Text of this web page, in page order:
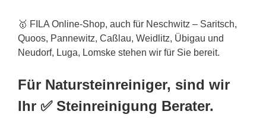
🥇 FILA Online-Shop, auch für Neschwitz – Saritsch,
Quoos, Pannewitz, Caßlau, Weidlitz, Übigau und
Neudorf, Luga, Lomske stehen wir für Sie bereit.
Für Natursteinreiniger, sind wir
Ihr ✅ Steinreinigung Berater.